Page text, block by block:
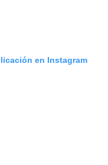
en Instagram